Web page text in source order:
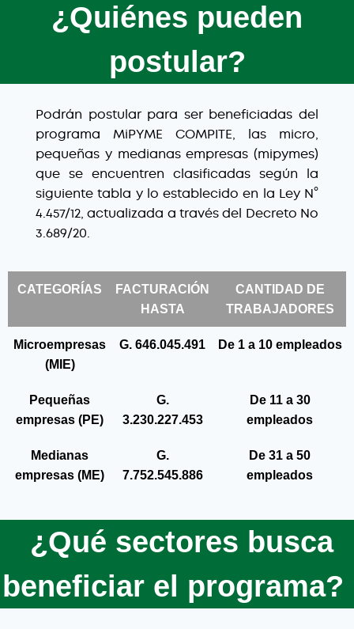
¿Quiénes pueden
postular?
Podrán postular para ser beneficiadas del
programa MiPYME COMPITE, las micro,
pequeñas y medianas empresas (mipymes)
que se encuentren clasificadas según la
siguiente tabla y lo establecido en la Ley N°
4.457/12, actualizada a través del Decreto No
3.689/20.
CATEGORÍAS
FACTURACIÓN
HASTA
CANTIDAD DE
TRABAJADORES
Microempresas
(MIE)
G. 646.045.491 De 1 a 10 empleados
Pequeñas
empresas (PE)
G.
3.230.227.453
De 11 a 30
empleados
Medianas
empresas (ME)
G.
7.752.545.886
De 31 a 50
empleados
¿Qué sectores busca
beneficiar el programa?